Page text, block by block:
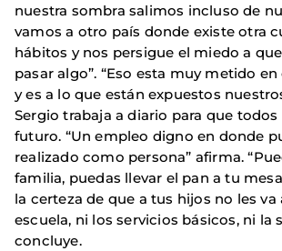
nuestra sombra salimos incluso de
vamos a otro país donde existe otra
hábitos y nos persigue el miedo a
pasar algo”. “Eso esta muy metido
y es a lo que están expuestos
Sergio trabaja a diario para que
futuro. “Un empleo digno en donde
realizado como persona” afirma.
familia, puedas llevar el pan a tu
la certeza de que a tus hijos no les va
escuela, ni los servicios básicos, ni la
concluye.